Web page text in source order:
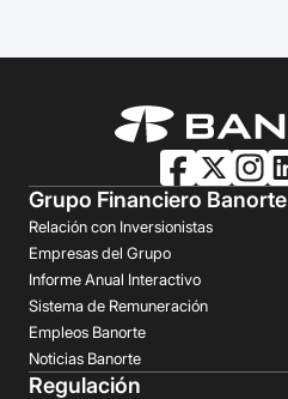
Grupo Financiero Banorte
Relación con Inversionistas
Empresas del Grupo
Informe Anual Interactivo
Sistema de Remuneración
Empleos Banorte
Noticias Banorte
Regulación